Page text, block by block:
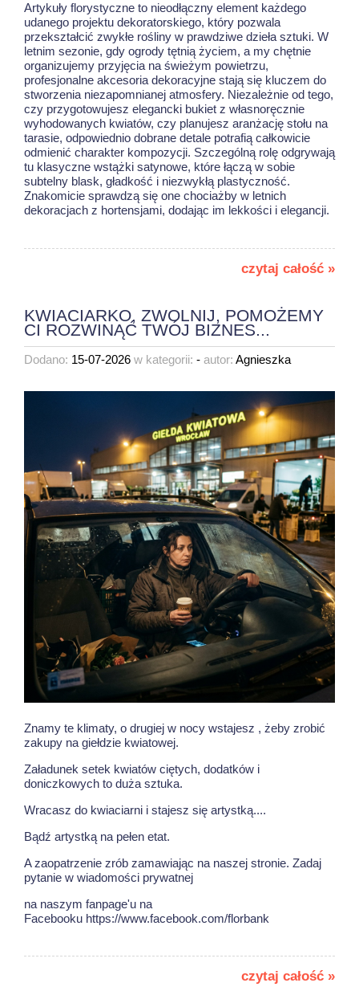
Artykuły florystyczne to nieodłączny element każdego
udanego projektu dekoratorskiego, który pozwala
przekształcić zwykłe rośliny w prawdziwe dzieła sztuki. W
letnim sezonie, gdy ogrody tętnią życiem, a my chętnie
organizujemy przyjęcia na świeżym powietrzu,
profesjonalne akcesoria dekoracyjne stają się kluczem do
stworzenia niezapomnianej atmosfery. Niezależnie od tego,
czy przygotowujesz elegancki bukiet z własnoręcznie
wyhodowanych kwiatów, czy planujesz aranżację stołu na
tarasie, odpowiednio dobrane detale potrafią całkowicie
odmienić charakter kompozycji. Szczególną rolę odgrywają
tu klasyczne wstążki satynowe, które łączą w sobie
subtelny blask, gładkość i niezwykłą plastyczność.
Znakomicie sprawdzą się one chociażby w letnich
dekoracjach z hortensjami, dodając im lekkości i elegancji.
czytaj całość »
KWIACIARKO, ZWOLNIJ, POMOŻEMY
CI ROZWINĄĆ TWÓJ BIZNES...
Dodano: 15-07-2026 w kategorii: - autor: Agnieszka
Znamy te klimaty, o drugiej w nocy wstajesz , żeby zrobić
zakupy na giełdzie kwiatowej.
Załadunek setek kwiatów ciętych, dodatków i
doniczkowych to duża sztuka.
Wracasz do kwiaciarni i stajesz się artystką....
Bądź artystką na pełen etat.
A zaopatrzenie zrób zamawiając na naszej stronie. Zadaj
pytanie w wiadomości prywatnej
na naszym fanpage'u na
Facebooku https://www.facebook.com/florbank
czytaj całość »